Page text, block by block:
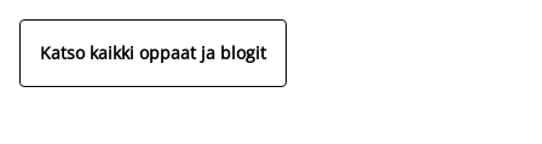
Katso kaikki oppaat ja blogit